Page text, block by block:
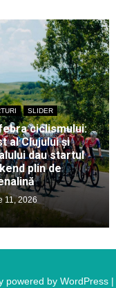
SLIDER
ciclismului:
al Clujului și
dau startul
plin de
11, 2026
powered by WordPress |